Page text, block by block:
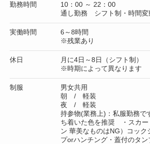
勤務時間
10：00 ～ 22：00
通し勤務 シフト制・時間変
実働時間
6～8時間
※残業あり
休日
月に4日～8日（シフト制）
※時期によって異なります
制服
男女共用
朝 / 軽装
夜 / 軽装
持参物(業務上)：私服勤務で
ち着いた色を推奨 ・スカー
ン 華美なものはNG）コック
プorハンチング・蓋付のタ